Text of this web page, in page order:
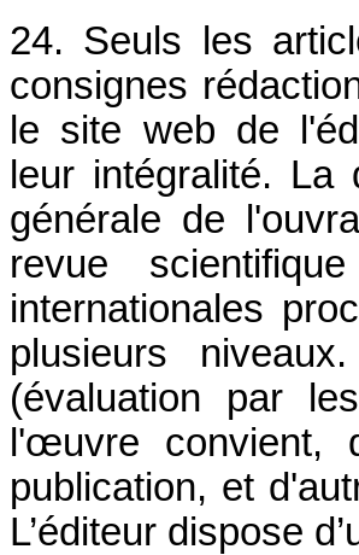
24. Seuls les
consignes
le site web de
leur intégralité. La
générale de
revue
internationales
plusieurs
(évaluation par
l'œuvre convient,
publication, et
L’éditeur dispose